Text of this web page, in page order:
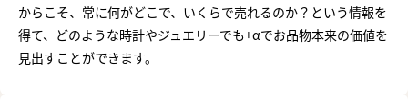
からこそ、常に何がどこで、いくらで売れるのか？という情報を
得て、どのような時計やジュエリーでも+αでお品物本来の価値を
見出すことができます。